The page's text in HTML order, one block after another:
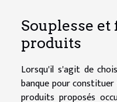
Souplesse
produits
Lorsqu'il s'agit de
banque pour
produits proposés